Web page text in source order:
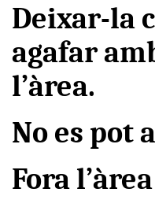
Deixar-la
agafar
l’àrea.
No es pot
Fora l’àrea